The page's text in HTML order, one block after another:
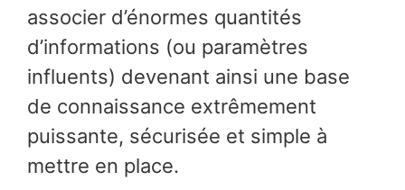
associer d’énormes quantités
d’informations (ou paramètres
influents) devenant ainsi une base
de connaissance extrêmement
puissante, sécurisée et simple à
mettre en place.